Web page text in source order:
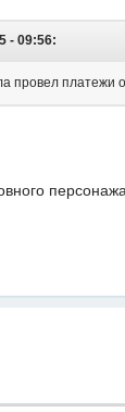
- 09:56:
провел платежи
персонажа.